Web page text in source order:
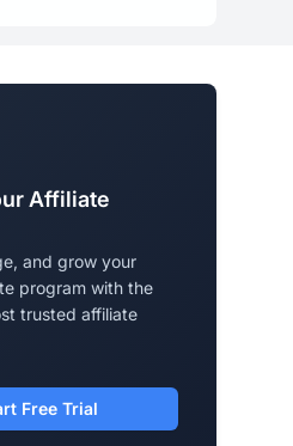
Affiliate
and grow your
program with the
trusted affiliate
Free Trial